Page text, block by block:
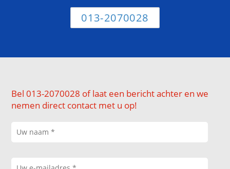
013-2070028
Bel 013-2070028 of laat een bericht achter en we
nemen direct contact met u op!